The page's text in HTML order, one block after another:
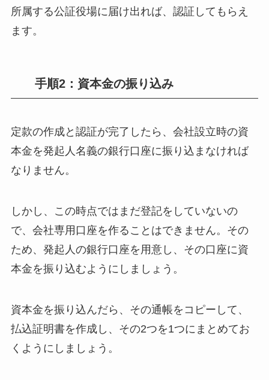
所属する公証役場に届け出れば、認証してもらえ
ます。
手順2：資本金の振り込み
定款の作成と認証が完了したら、会社設立時の資
本金を発起人名義の銀行口座に振り込まなければ
なりません。
しかし、この時点ではまだ登記をしていないの
で、会社専用口座を作ることはできません。その
ため、発起人の銀行口座を用意し、その口座に資
本金を振り込むようにしましょう。
資本金を振り込んだら、その通帳をコピーして、
払込証明書を作成し、その2つを1つにまとめてお
くようにしましょう。